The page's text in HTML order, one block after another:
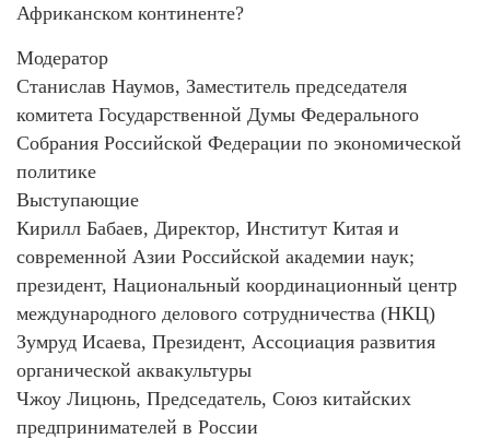
Африканском континенте?
Модератор
Станислав Наумов, Заместитель председателя
комитета Государственной Думы Федерального
Собрания Российской Федерации по экономической
политике
Выступающие
Кирилл Бабаев, Директор, Институт Китая и
современной Азии Российской академии наук;
президент, Национальный координационный центр
международного делового сотрудничества (НКЦ)
Зумруд Исаева, Президент, Ассоциация развития
органической аквакультуры
Чжоу Лицюнь, Председатель, Союз китайских
предпринимателей в России